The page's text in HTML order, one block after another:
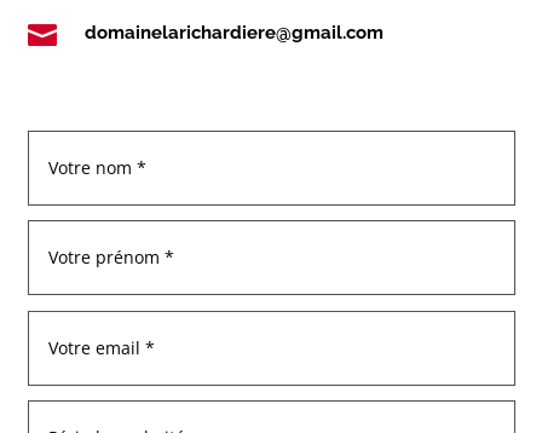
 domainelarichardiere@gmail.com